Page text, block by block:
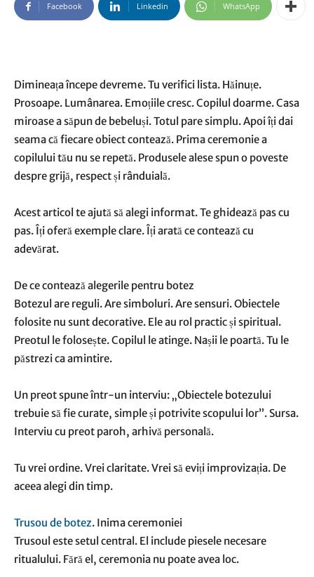
Facebook Linkedin WhatsApp
Dimineața începe devreme. Tu verifici lista. Hăinuțe.
Prosoape. Lumânarea. Emoțiile cresc. Copilul doarme. Casa
miroase a săpun de bebeluși. Totul pare simplu. Apoi îți dai
seama că fiecare obiect contează. Prima ceremonie a
copilului tău nu se repetă. Produsele alese spun o poveste
despre grijă, respect și rânduială.
Acest articol te ajută să alegi informat. Te ghidează pas cu
pas. Îți oferă exemple clare. Îți arată ce contează cu
adevărat.
De ce contează alegerile pentru botez
Botezul are reguli. Are simboluri. Are sensuri. Obiectele
folosite nu sunt decorative. Ele au rol practic și spiritual.
Preotul le folosește. Copilul le atinge. Nașii le poartă. Tu le
păstrezi ca amintire.
Un preot spune într-un interviu: „Obiectele botezului
trebuie să fie curate, simple și potrivite scopului lor”. Sursa.
Interviu cu preot paroh, arhivă personală.
Tu vrei ordine. Vrei claritate. Vrei să eviți improvizația. De
aceea alegi din timp.
Trusou de botez. Inima ceremoniei
Trusoul este setul central. El include piesele necesare
ritualului. Fără el, ceremonia nu poate avea loc.